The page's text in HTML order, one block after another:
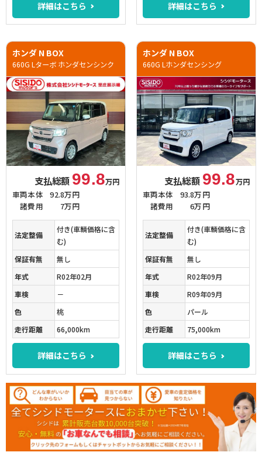
詳細はこちら 詳細はこちら
ホンダ N BOX
660G Lターボ ホンダセンシンク
支払総額 99.8万円
車両本体
92.8万円
諸費用
7万円
法定整備
付き(車輌価格に含
む)
保証有無
無し
年式
R02年02月
車検
－
色
桃
走行距離
66,000km
詳細はこちら
ホンダ N BOX
660G Lホンダセンシング
支払総額 99.8万円
車両本体
93.8万円
諸費用
6万円
法定整備
付き(車輌価格に含
む)
保証有無
無し
年式
R02年09月
車検
R09年09月
色
パール
走行距離
75,000km
詳細はこちら